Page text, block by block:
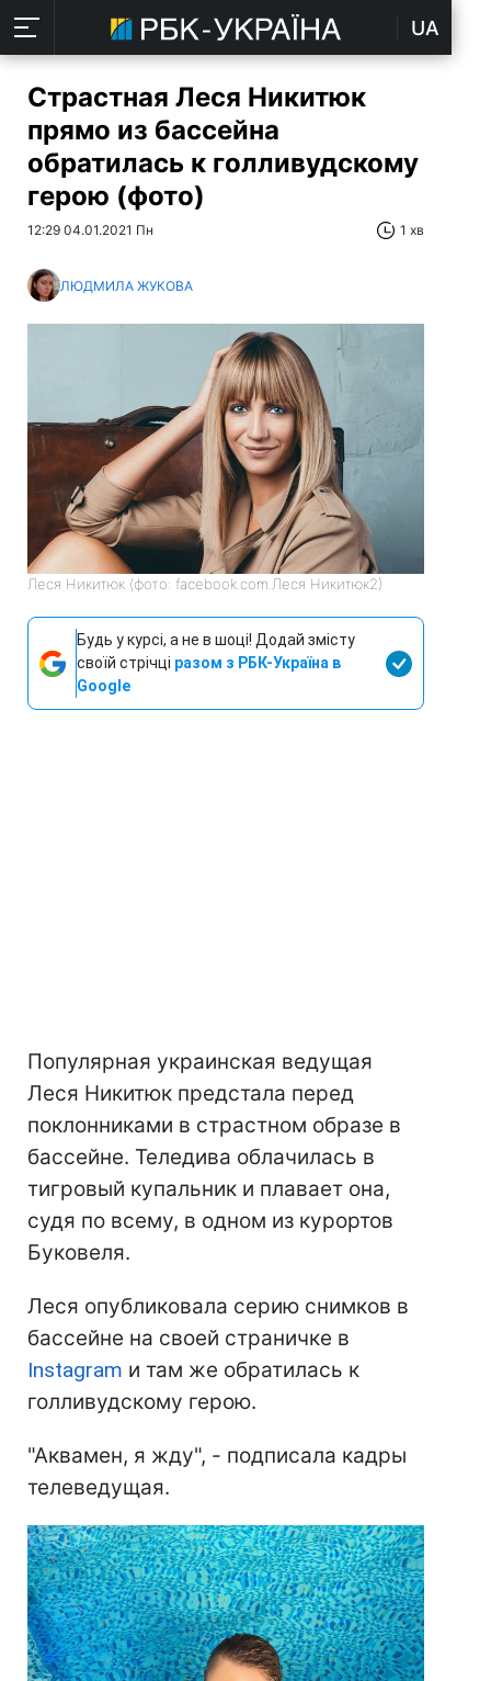
UA
Страстная Леся Никитюк
прямо из бассейна
обратилась к голливудскому
герою (фото)
12:29 04.01.2021 Пн 1 хв
ЛЮДМИЛА ЖУКОВА
Леся Никитюк (фото: facebook.com.Леся Никитюк2)
Будь у курсі, а не в шоці! Додай змісту
своїй стрічці разом з РБК-Україна в
Google
Популярная украинская ведущая
Леся Никитюк предстала перед
поклонниками в страстном образе в
бассейне. Теледива облачилась в
тигровый купальник и плавает она,
судя по всему, в одном из курортов
Буковеля.
Леся опубликовала серию снимков в
бассейне на своей страничке в
Instagram и там же обратилась к
голливудскому герою.
"Аквамен, я жду", - подписала кадры
телеведущая.